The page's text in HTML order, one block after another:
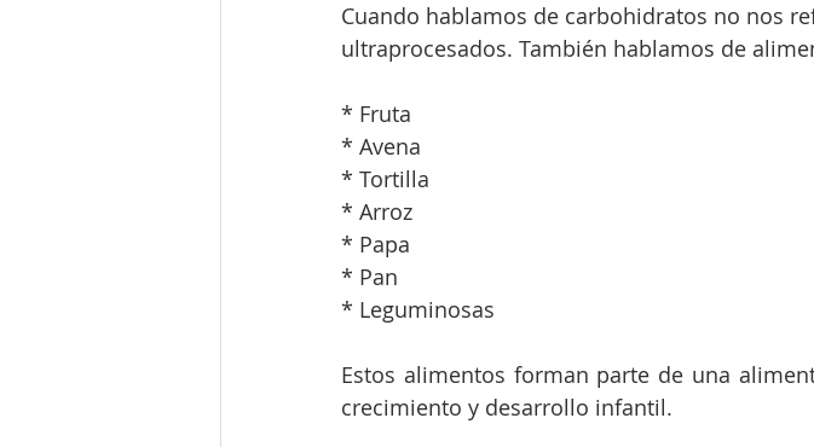
Cuando hablamos de carbohidratos no nos
ultraprocesados. También hablamos de
* Fruta
* Avena
* Tortilla
* Arroz
* Papa
* Pan
* Leguminosas
Estos alimentos forman parte de una
crecimiento y desarrollo infantil.